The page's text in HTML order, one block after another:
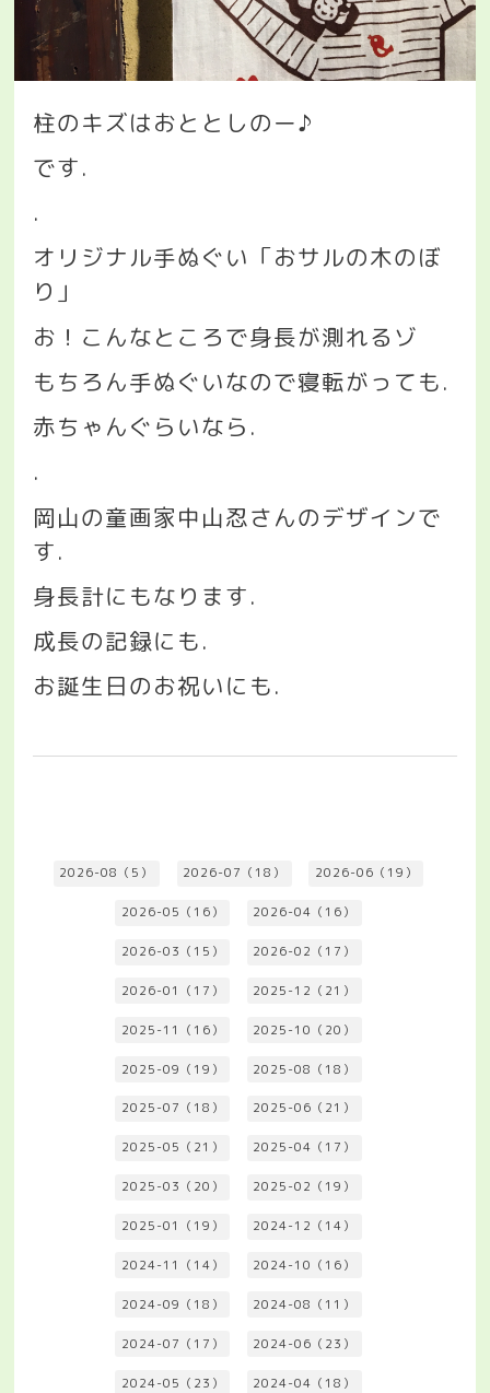
柱のキズはおととしのー♪
です.
.
オリジナル手ぬぐい「おサルの木のぼ
り」
お！こんなところで身長が測れるゾ
もちろん手ぬぐいなので寝転がっても.
赤ちゃんぐらいなら .
.
岡山の童画家中山忍さんのデザインで
す.
身長計にもなります.
成長の記録にも.
お誕生日のお祝いにも.
2026-08（5） 2026-07（18） 2026-06（19）
2026-05（16） 2026-04（16）
2026-03（15） 2026-02（17）
2026-01（17） 2025-12（21）
2025-11（16） 2025-10（20）
2025-09（19） 2025-08（18）
2025-07（18） 2025-06（21）
2025-05（21） 2025-04（17）
2025-03（20） 2025-02（19）
2025-01（19） 2024-12（14）
2024-11（14） 2024-10（16）
2024-09（18） 2024-08（11）
2024-07（17） 2024-06（23）
2024-05（23） 2024-04（18）